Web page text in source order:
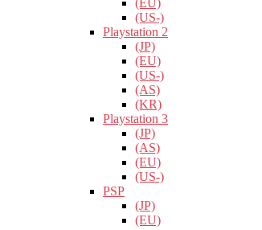
(EU)
(US-)
Playstation 2
(JP)
(EU)
(US-)
(AS)
(KR)
Playstation 3
(JP)
(AS)
(EU)
(US-)
PSP
(JP)
(EU)